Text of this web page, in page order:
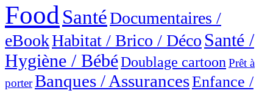
Food SantéDocumentaires /
eBookHabitat / Brico / Déco Santé /
Hygiène / BébéDoublage cartoon Prêt à
porterBanques / AssurancesEnfance /